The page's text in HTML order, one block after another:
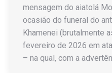
mensagem do aiatolá
ocasião do funeral do
Khamenei (brutalmente
fevereiro de 2026 em
– na qual, com a